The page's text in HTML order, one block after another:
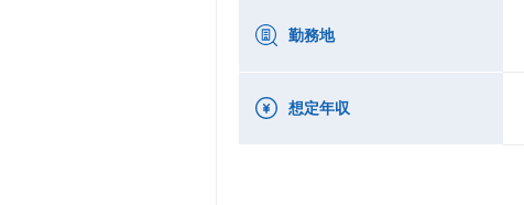
勤務地
想定年収